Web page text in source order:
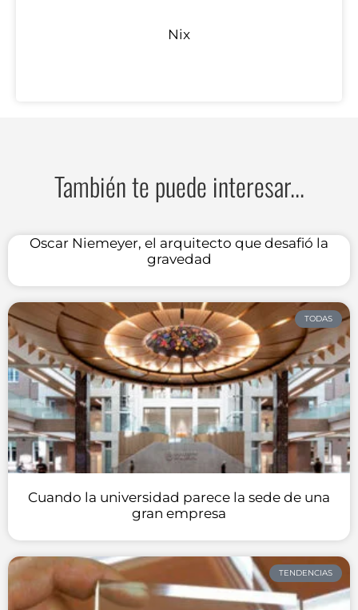
Nix
También te puede interesar...
Oscar Niemeyer, el arquitecto que desafió la
gravedad
TODAS
Cuando la universidad parece la sede de una
gran empresa
TENDENCIAS